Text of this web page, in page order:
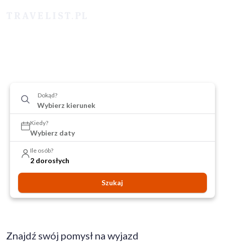
Dokąd?
Kiedy?
Wybierz daty
Ile osób?
2 dorosłych
Szukaj
Znajdź swój pomysł na wyjazd